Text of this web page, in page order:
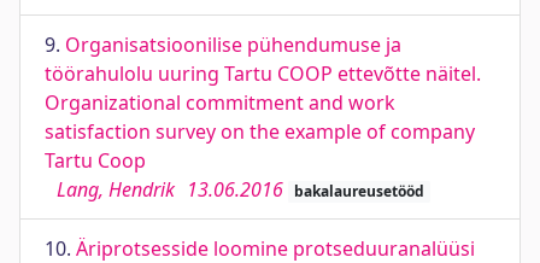
9. Organisatsioonilise pühendumuse ja
töörahulolu uuring Tartu COOP ettevõtte näitel.
Organizational commitment and work
satisfaction survey on the example of company
Tartu Coop
Lang, Hendrik 13.06.2016 bakalaureusetööd
10. Äriprotsesside loomine protseduuranalüüsi